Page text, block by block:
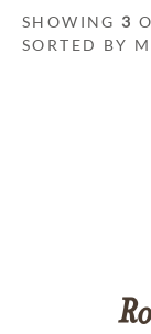
SHOWING 3
SORTED BY